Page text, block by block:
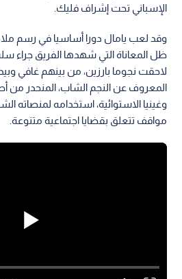
الإسباني تحت إشراف فليك.
وقد لعب يامال دورا أساسيا في رسم
ظل المعاناة التي شهدها الفريق جراء
لاحقت نجوما بارزين، من بينهم غافي
المعروف عن النجم الشاب، المنحدر من
وغينيا الاستوائية، استخدامه لمنصاته
مواقف تتعلق بقضايا اجتماعية متنوعة.